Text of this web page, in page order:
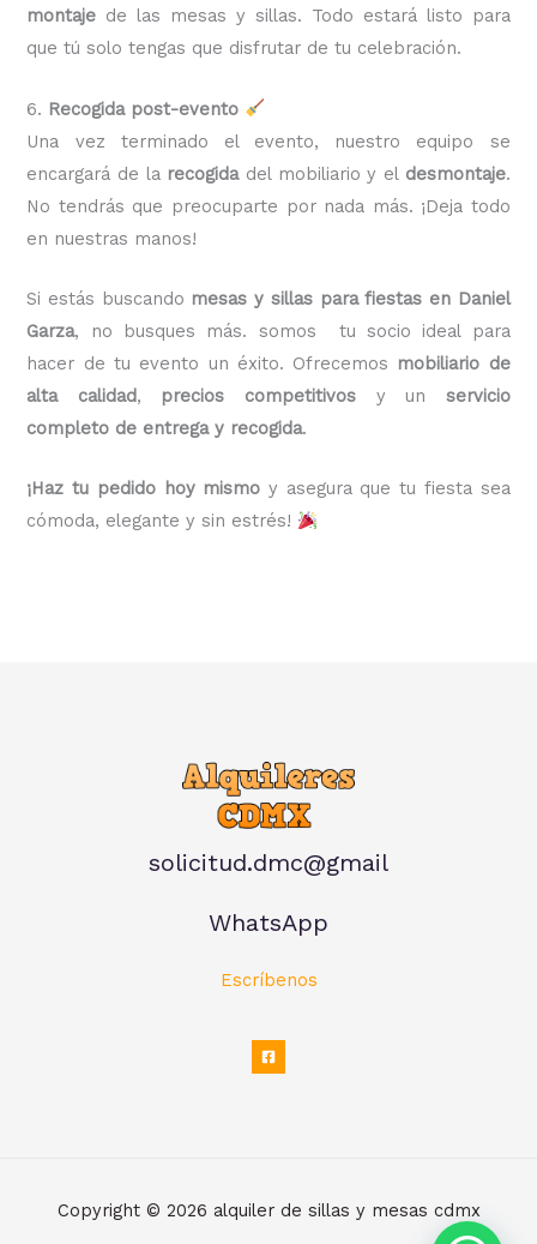
montaje de las mesas y sillas. Todo estará listo para
que tú solo tengas que disfrutar de tu celebración.
6. Recogida post-evento
Una vez terminado el evento, nuestro equipo se
encargará de la recogidadel mobiliario y el desmontaje.
No tendrás que preocuparte por nada más. ¡Deja todo
en nuestras manos!
Si estás buscando mesas y sillas para fiestas en Daniel
Garza, no busques más. somos tu socio ideal para
hacer de tu evento un éxito. Ofrecemos mobiliario de
alta calidad, precios competitivos y un servicio
completo de entrega y recogida.
¡Haz tu pedido hoy mismo y asegura que tu fiesta sea
cómoda, elegante y sin estrés!
solicitud.dmc@gmail
WhatsApp
Escríbenos
Copyright © 2026 alquiler de sillas y mesas cdmx